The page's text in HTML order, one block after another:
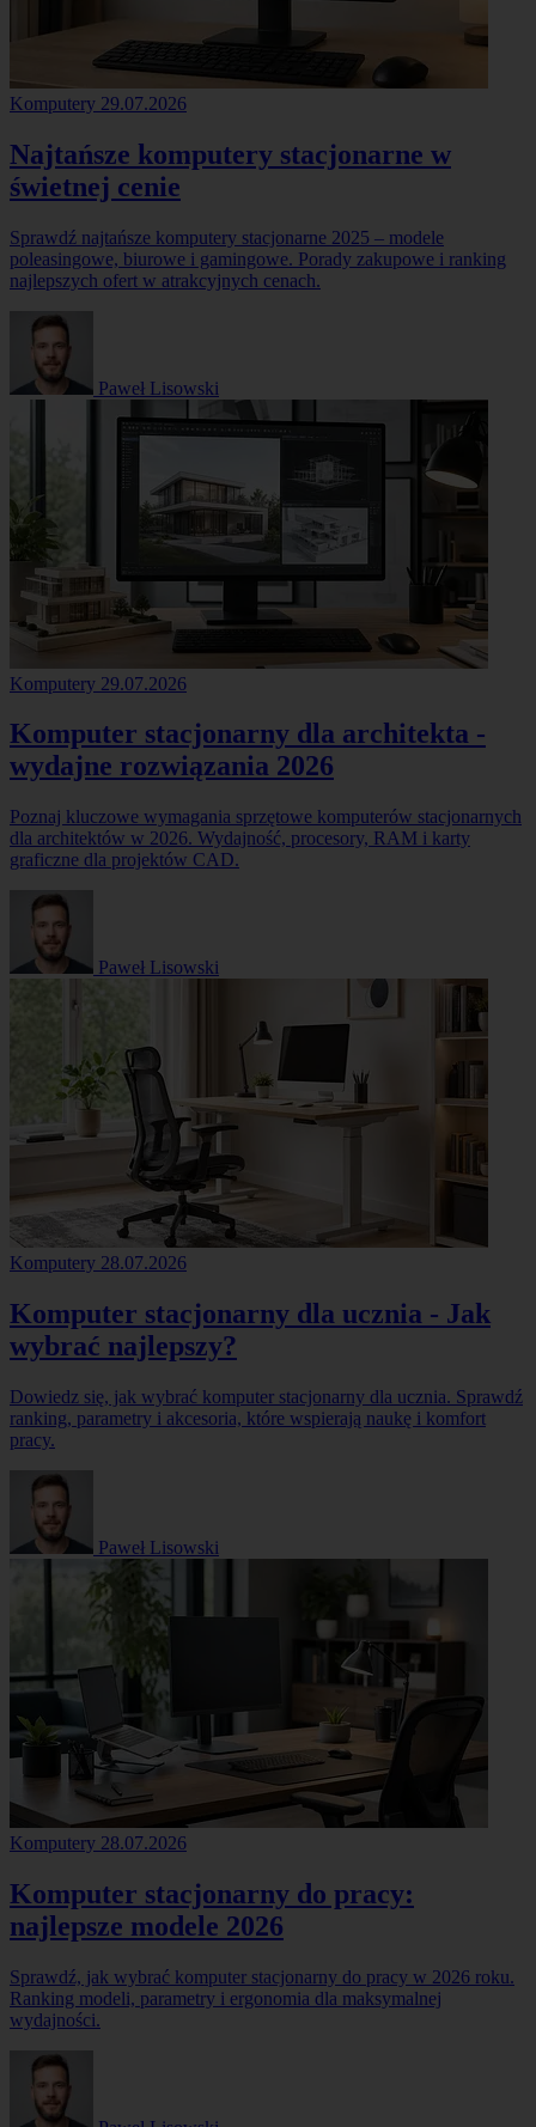
Komputery 29.07.2026
Najtańsze komputery stacjonarne w
świetnej cenie
Sprawdź najtańsze komputery stacjonarne 2025 – modele
poleasingowe, biurowe i gamingowe. Porady zakupowe i ranking
najlepszych ofert w atrakcyjnych cenach.
Paweł Lisowski
Komputery 29.07.2026
Komputer stacjonarny dla architekta -
wydajne rozwiązania 2026
Poznaj kluczowe wymagania sprzętowe komputerów stacjonarnych
dla architektów w 2026. Wydajność, procesory, RAM i karty
graficzne dla projektów CAD.
Paweł Lisowski
Komputery 28.07.2026
Komputer stacjonarny dla ucznia - Jak
wybrać najlepszy?
Dowiedz się, jak wybrać komputer stacjonarny dla ucznia. Sprawdź
ranking, parametry i akcesoria, które wspierają naukę i komfort
pracy.
Paweł Lisowski
Komputery 28.07.2026
Komputer stacjonarny do pracy:
najlepsze modele 2026
Sprawdź, jak wybrać komputer stacjonarny do pracy w 2026 roku.
Ranking modeli, parametry i ergonomia dla maksymalnej
wydajności.